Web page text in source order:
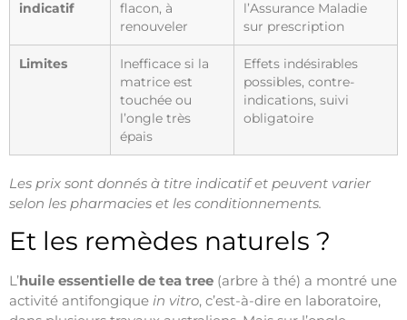
indicatif
flacon, à
renouveler
l’Assurance Maladie
sur prescription
Limites
Inefficace si la
matrice est
touchée ou
l’ongle très
épais
Effets indésirables
possibles, contre-
indications, suivi
obligatoire
Les prix sont donnés à titre indicatif et peuvent varier
selon les pharmacies et les conditionnements.
Et les remèdes naturels ?
L’huile essentielle de tea tree (arbre à thé) a montré une
activité antifongique in vitro, c’est-à-dire en laboratoire,